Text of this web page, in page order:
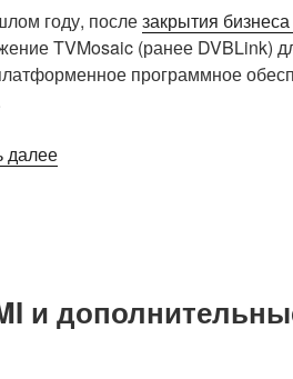
5x
SATA,
4x
RS-
году, послезакрытия
TVMosaic (ранее DVBLink)
программное
далее«DVBLogic
Edition)
и